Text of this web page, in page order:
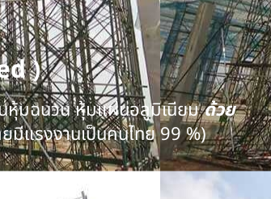
)
นหุ้มฉนวน หุ้มแผ่นอลูมิเนียมด้วย
มีแรงงานเป็นคนไทย 99 %)
งานคุณภาพ